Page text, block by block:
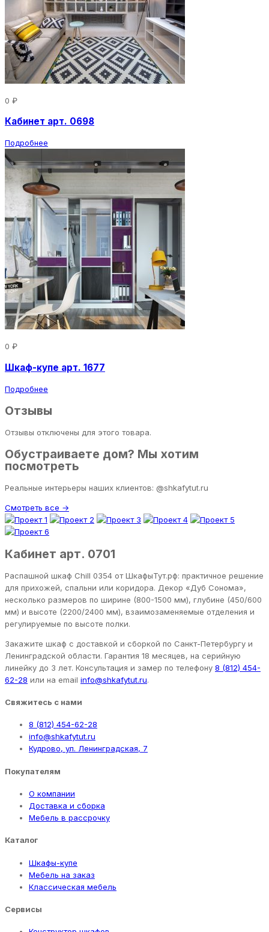
0 ₽
Кабинет арт. 0698
Подробнее
0 ₽
Шкаф-купе арт. 1677
Подробнее
Отзывы
Отзывы отключены для этого товара.
Обустраиваете дом? Мы хотим
посмотреть
Реальные интерьеры наших клиентов: @shkafytut.ru
Смотреть все →
Кабинет арт. 0701
Распашной шкаф Chill 0354 от ШкафыТут.рф: практичное решение
для прихожей, спальни или коридора. Декор «Дуб Сонома»,
несколько размеров по ширине (800-1500 мм), глубине (450/600
мм) и высоте (2200/2400 мм), взаимозаменяемые отделения и
регулируемые по высоте полки.
Закажите шкаф с доставкой и сборкой по Санкт-Петербургу и
Ленинградской области. Гарантия 18 месяцев, на серийную
линейку до 3 лет. Консультация и замер по телефону 8 (812) 454-
62-28 или на email info@shkafytut.ru.
Свяжитесь с нами
8 (812) 454-62-28
info@shkafytut.ru
Кудрово, ул. Ленинградская, 7
Покупателям
О компании
Доставка и сборка
Мебель в рассрочку
Каталог
Шкафы-купе
Мебель на заказ
Классическая мебель
Сервисы